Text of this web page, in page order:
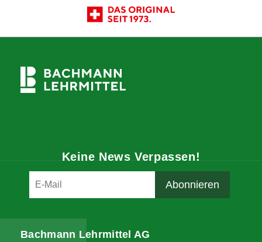
Keine News Verpassen!
Bachmann Lehrmittel AG